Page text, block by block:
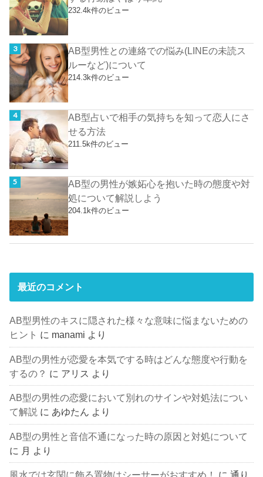
232.4k件のビュー
AB型男性との連絡での悩み(LINEの未読ス
ルーなど)について
214.3k件のビュー
AB型占いで相手の気持ちを知って恋人にさ
せる方法
211.5k件のビュー
AB型の男性が嫉妬心を抱いた時の態度や対
処について解説しよう
204.1k件のビュー
最近のコメント
AB型男性のキスに隠された様々な意味に悩まないための
ヒント に manami より
AB型の男性が恋愛を本気でする時はどんな態度や行動を
するの？ に アリス より
AB型の男性の恋愛において別れのサインや対処法につい
て解説 に あゆたん より
AB型の男性と音信不通になった時の原因と対処について
に 月 より
風水では玄関に飾る置物はシーサーがおすすめ！ に通り